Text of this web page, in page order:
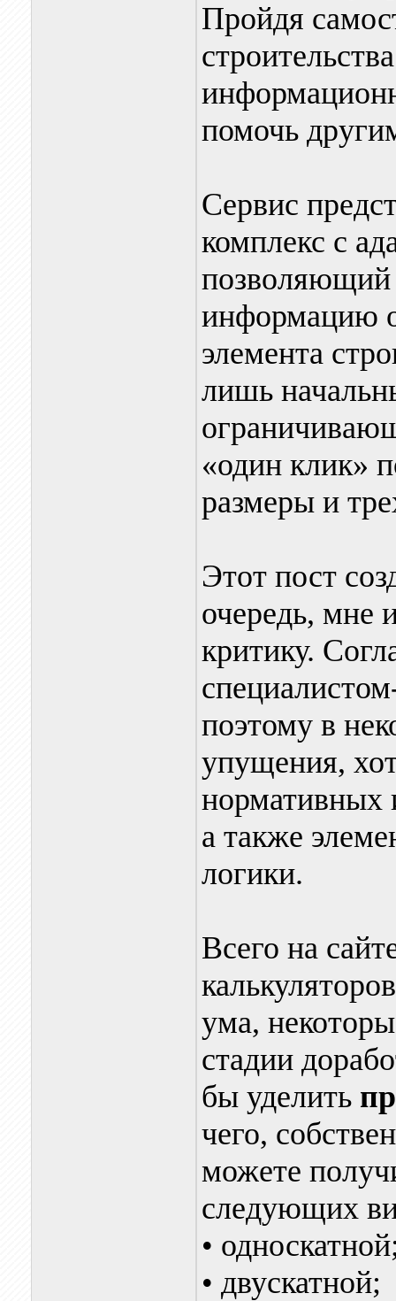
Пройдя
помочь
Сервис
комплекс с
позволяющий
информацию
элемента
лишь
«один клик»
размеры и
Этот пост
очередь, мне
критику.
поэтому в
упущения,
нормативных
а также
логики.
Всего на
ума,
стадии
бы уделить
чего,
можете
следующих
•
• двускатной;